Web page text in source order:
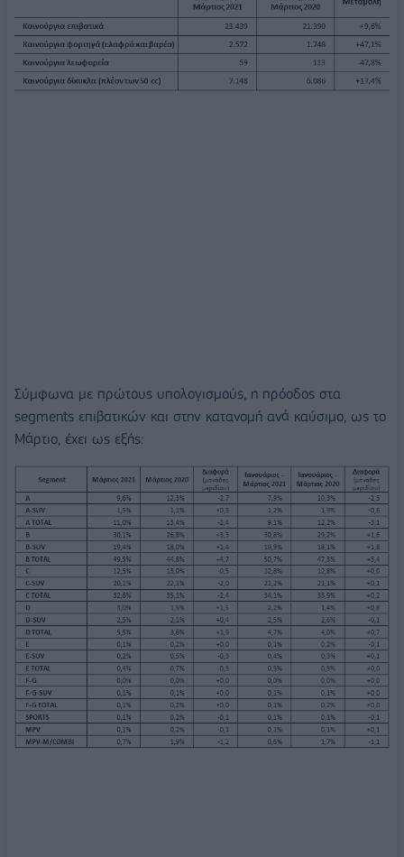
Σύμφωνα με πρώτους υπολογισμούς, η πρόοδος στα
segments επιβατικών και στην κατανομή ανά καύσιμο, ως το
Μάρτιο, έχει ως εξής: